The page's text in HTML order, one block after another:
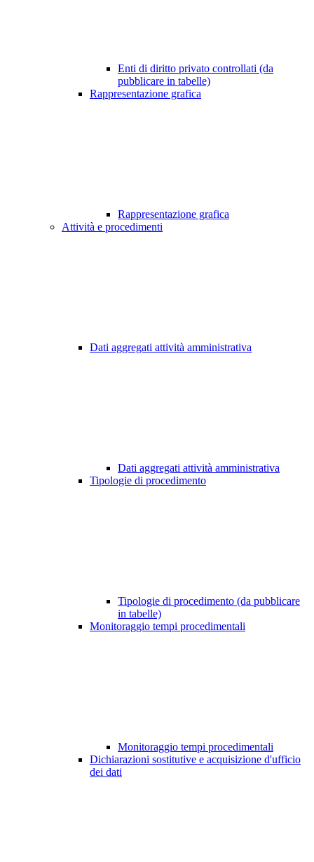
Enti di diritto privato controllati (da
pubblicare in tabelle)
Rappresentazione grafica
Rappresentazione grafica
Attività e procedimenti
Dati aggregati attività amministrativa
Dati aggregati attività amministrativa
Tipologie di procedimento
Tipologie di procedimento (da pubblicare
in tabelle)
Monitoraggio tempi procedimentali
Monitoraggio tempi procedimentali
Dichiarazioni sostitutive e acquisizione d'ufficio
dei dati